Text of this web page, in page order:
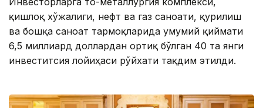
қишлоқ хўжалиги, нефт ва газ саноати, қурилиш
ва бошқа саноат тармоқларида умумий қиймати
6,5 миллиард доллардан ортиқ бўлган 40 та янги
инвеститсия лойиҳаси рўйхати тақдим этилди.